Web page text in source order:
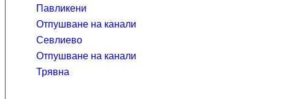
Павликени
Отпушване на канали
Севлиево
Отпушване на канали
Трявна